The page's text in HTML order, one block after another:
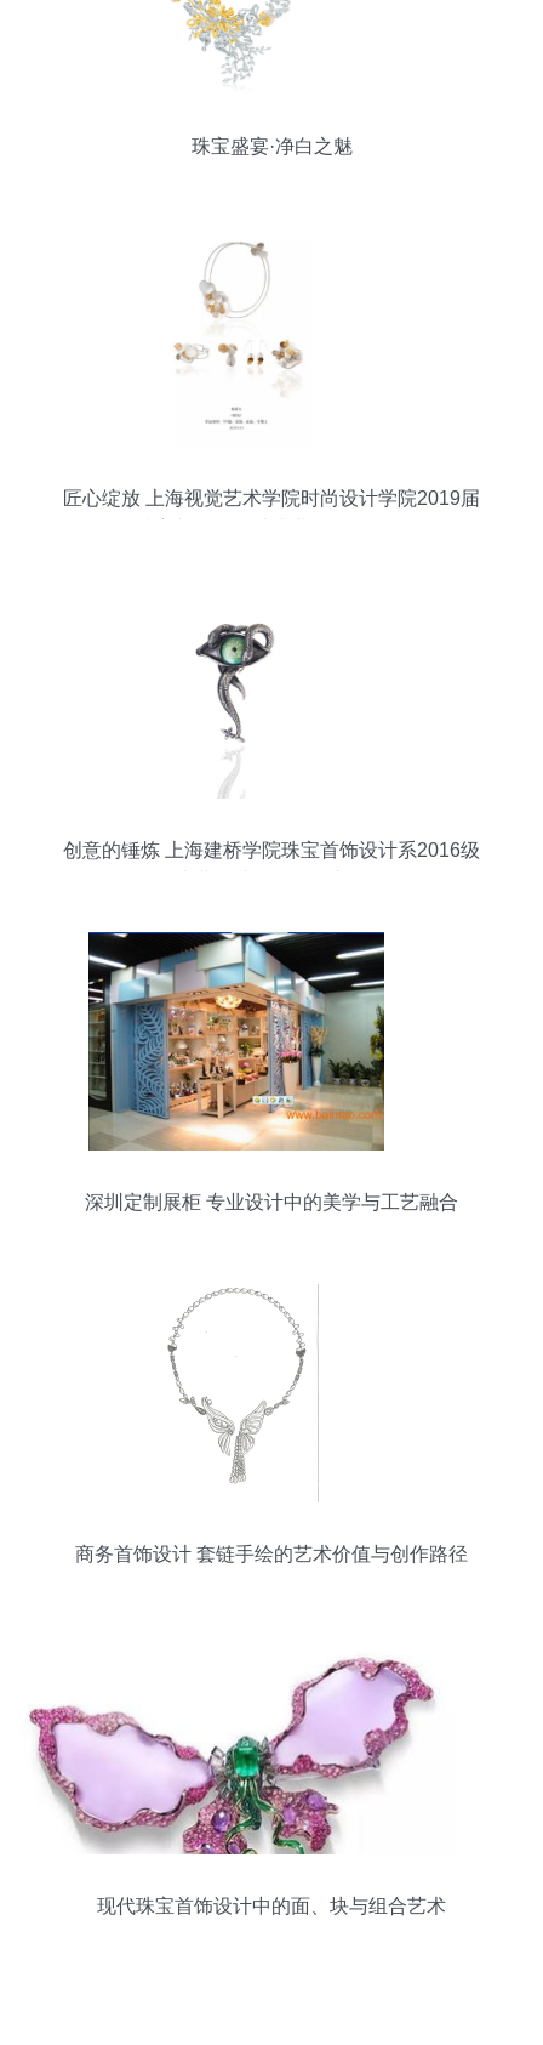
珠宝盛宴·净白之魅
匠心绽放 上海视觉艺术学院时尚设计学院2019届
创意的锤炼 上海建桥学院珠宝首饰设计系2016级
深圳定制展柜 专业设计中的美学与工艺融合
商务首饰设计 套链手绘的艺术价值与创作路径
现代珠宝首饰设计中的面、块与组合艺术